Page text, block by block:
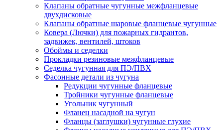
Клапаны обратные чугунные межфланцевые
двухдисковые
Клапаны обратные шаровые фланцевые чугунные
Ковера (Лючки) для пожарных гидрантов,
задвижек, вентилей, штоков
Обоймы и седелки
Прокладки резиновые межфланцевые
Седелка чугунная для ПЭ/ПВХ
Фасонные детали из чугуна
Редукции чугунные фланцевые
Тройники чугунные фланцевые
Угольник чугунный
Фланец насадной на чугун
Фланцы (заглушки) чугунные глухие